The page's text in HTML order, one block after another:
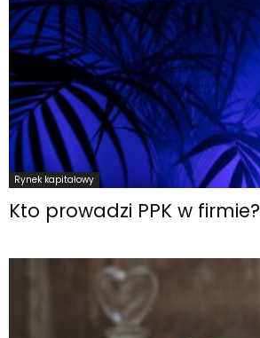
Rynek kapitałowy
Kto prowadzi PPK w firmie?